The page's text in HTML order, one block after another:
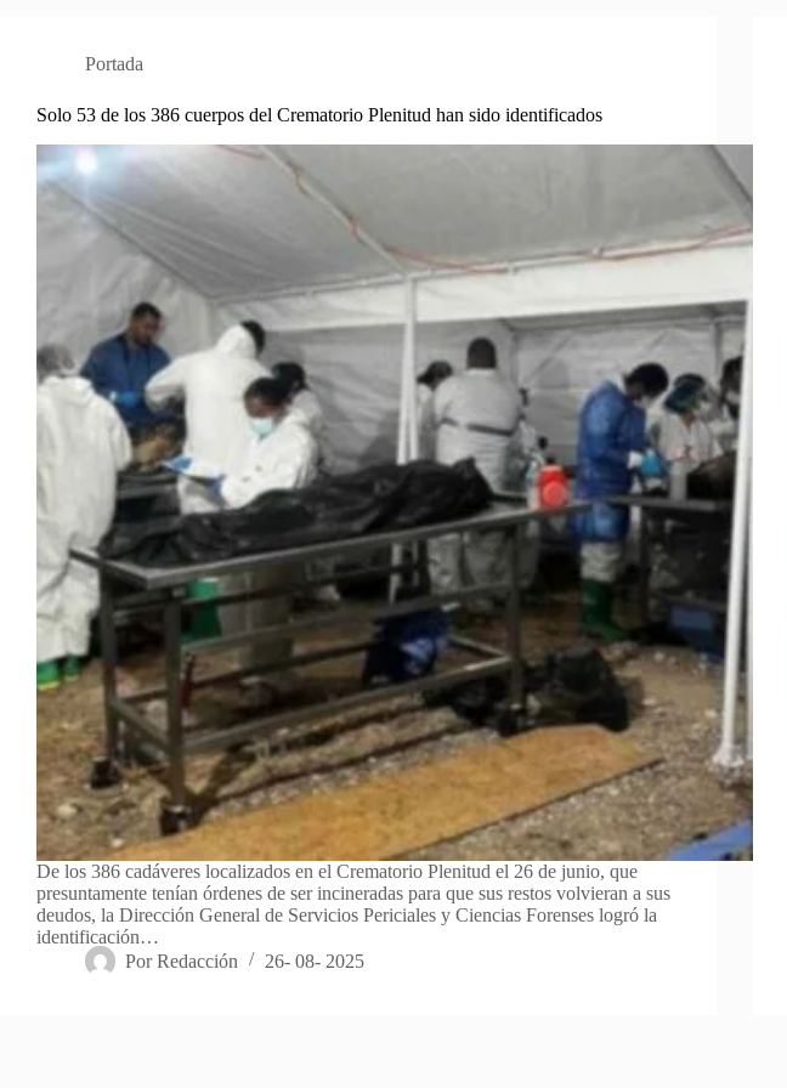
Portada
Solo 53 de los 386 cuerpos del Crematorio Plenitud han sido identificados
De los 386 cadáveres localizados en el Crematorio Plenitud el 26 de junio, que
presuntamente tenían órdenes de ser incineradas para que sus restos volvieran a sus
deudos, la Dirección General de Servicios Periciales y Ciencias Forenses logró la
identificación…
Por Redacción 26- 08- 2025